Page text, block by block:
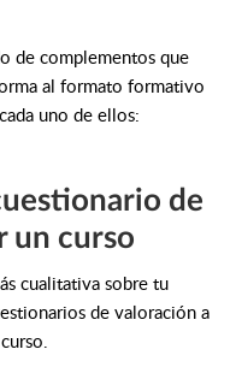
de complementos que
al formato formativo
uno de ellos:
de
un curso
cualitativa sobre tu
de valoración a